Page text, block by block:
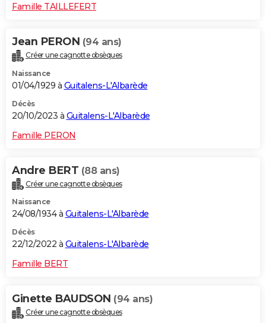
Famille TAILLEFERT
Jean PERON (94 ans)
Créer une cagnotte obsèques
Naissance
01/04/1929 à Guitalens-L'Albarède
Décès
20/10/2023 à Guitalens-L'Albarède
Famille PERON
Andre BERT (88 ans)
Créer une cagnotte obsèques
Naissance
24/08/1934 à Guitalens-L'Albarède
Décès
22/12/2022 à Guitalens-L'Albarède
Famille BERT
Ginette BAUDSON (94 ans)
Créer une cagnotte obsèques